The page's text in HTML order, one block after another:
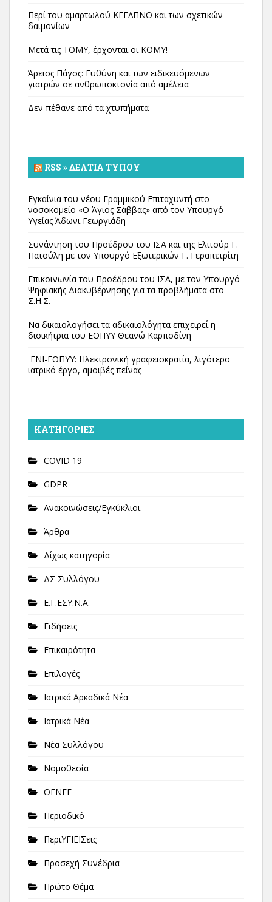
Περί του αμαρτωλού ΚΕΕΛΠΝΟ και των σχετικών
δαιμονίων
Μετά τις ΤΟΜΥ, έρχονται οι ΚΟΜΥ!
Άρειος Πάγος: Ευθύνη και των ειδικευόμενων
γιατρών σε ανθρωποκτονία από αμέλεια
Δεν πέθανε από τα χτυπήματα
RSS » ΔΕΛΤΊΑ ΤΎΠΟΥ
Εγκαίνια του νέου Γραμμικού Επιταχυντή στο
νοσοκομείο «Ο Άγιος Σάββας» από τον Υπουργό
Υγείας Άδωνι Γεωργιάδη
Συνάντηση του Προέδρου του ΙΣΑ και της Ελιτούρ Γ.
Πατούλη με τον Υπουργό Εξωτερικών Γ. Γεραπετρίτη
Επικοινωνία του Προέδρου του ΙΣΑ, με τον Υπουργό
Ψηφιακής Διακυβέρνησης για τα προβλήματα στο
Σ.Η.Σ.
Να δικαιολογήσει τα αδικαιολόγητα επιχειρεί η
διοικήτρια του ΕΟΠΥΥ Θεανώ Καρποδίνη
ΕΝΙ-ΕΟΠΥΥ: Ηλεκτρονική γραφειοκρατία, λιγότερο
ιατρικό έργο, αμοιβές πείνας
KΑΤΗΓΟΡΊΕΣ
COVID 19
GDPR
Ανακοινώσεις/Εγκύκλιοι
Άρθρα
Δίχως κατηγορία
ΔΣ Συλλόγου
Ε.Γ.ΕΣΥ.Ν.Α.
Ειδήσεις
Επικαιρότητα
Επιλογές
Ιατρικά Αρκαδικά Νέα
Ιατρικά Νέα
Νέα Συλλόγου
Νομοθεσία
ΟΕΝΓΕ
Περιοδικό
ΠεριΥΓΙΕΙΣεις
Προσεχή Συνέδρια
Πρώτο Θέμα